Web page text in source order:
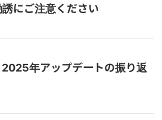
にご注意ください
年アップデートの振り返